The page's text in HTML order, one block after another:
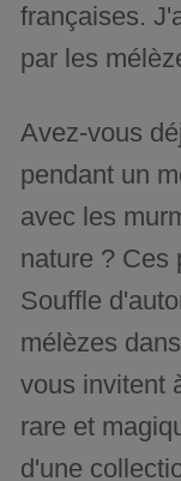
françaises.
par les
Avez-vous
pendant un
avec les
nature ? Ces
Souffle
mélèzes
vous invitent
rare et
d'une